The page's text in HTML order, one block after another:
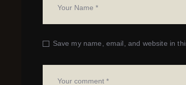
Save my name, email, and website in